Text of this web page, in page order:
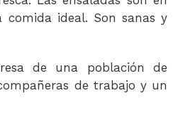
comida ideal. Son sanas y
de una población de
de trabajo y un